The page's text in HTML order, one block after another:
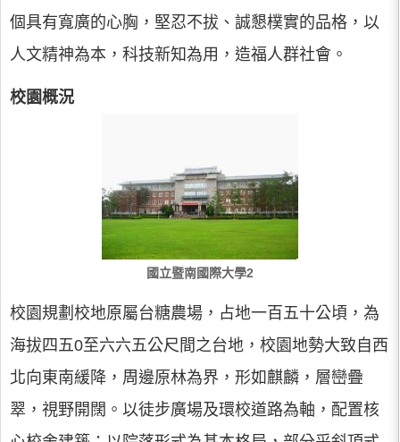
個具有寬廣的心胸，堅忍不拔、誠懇樸實的品格，以
人文精神為本，科技新知為用，造福人群社會。
校園概況
國立暨南國際大學2
校園規劃校地原屬台糖農場，占地一百五十公頃，為
海拔四五0至六六五公尺間之台地，校園地勢大致自西
北向東南緩降，周邊原林為界，形如麒麟，層巒疊
翠，視野開闊。以徒步廣場及環校道路為軸，配置核